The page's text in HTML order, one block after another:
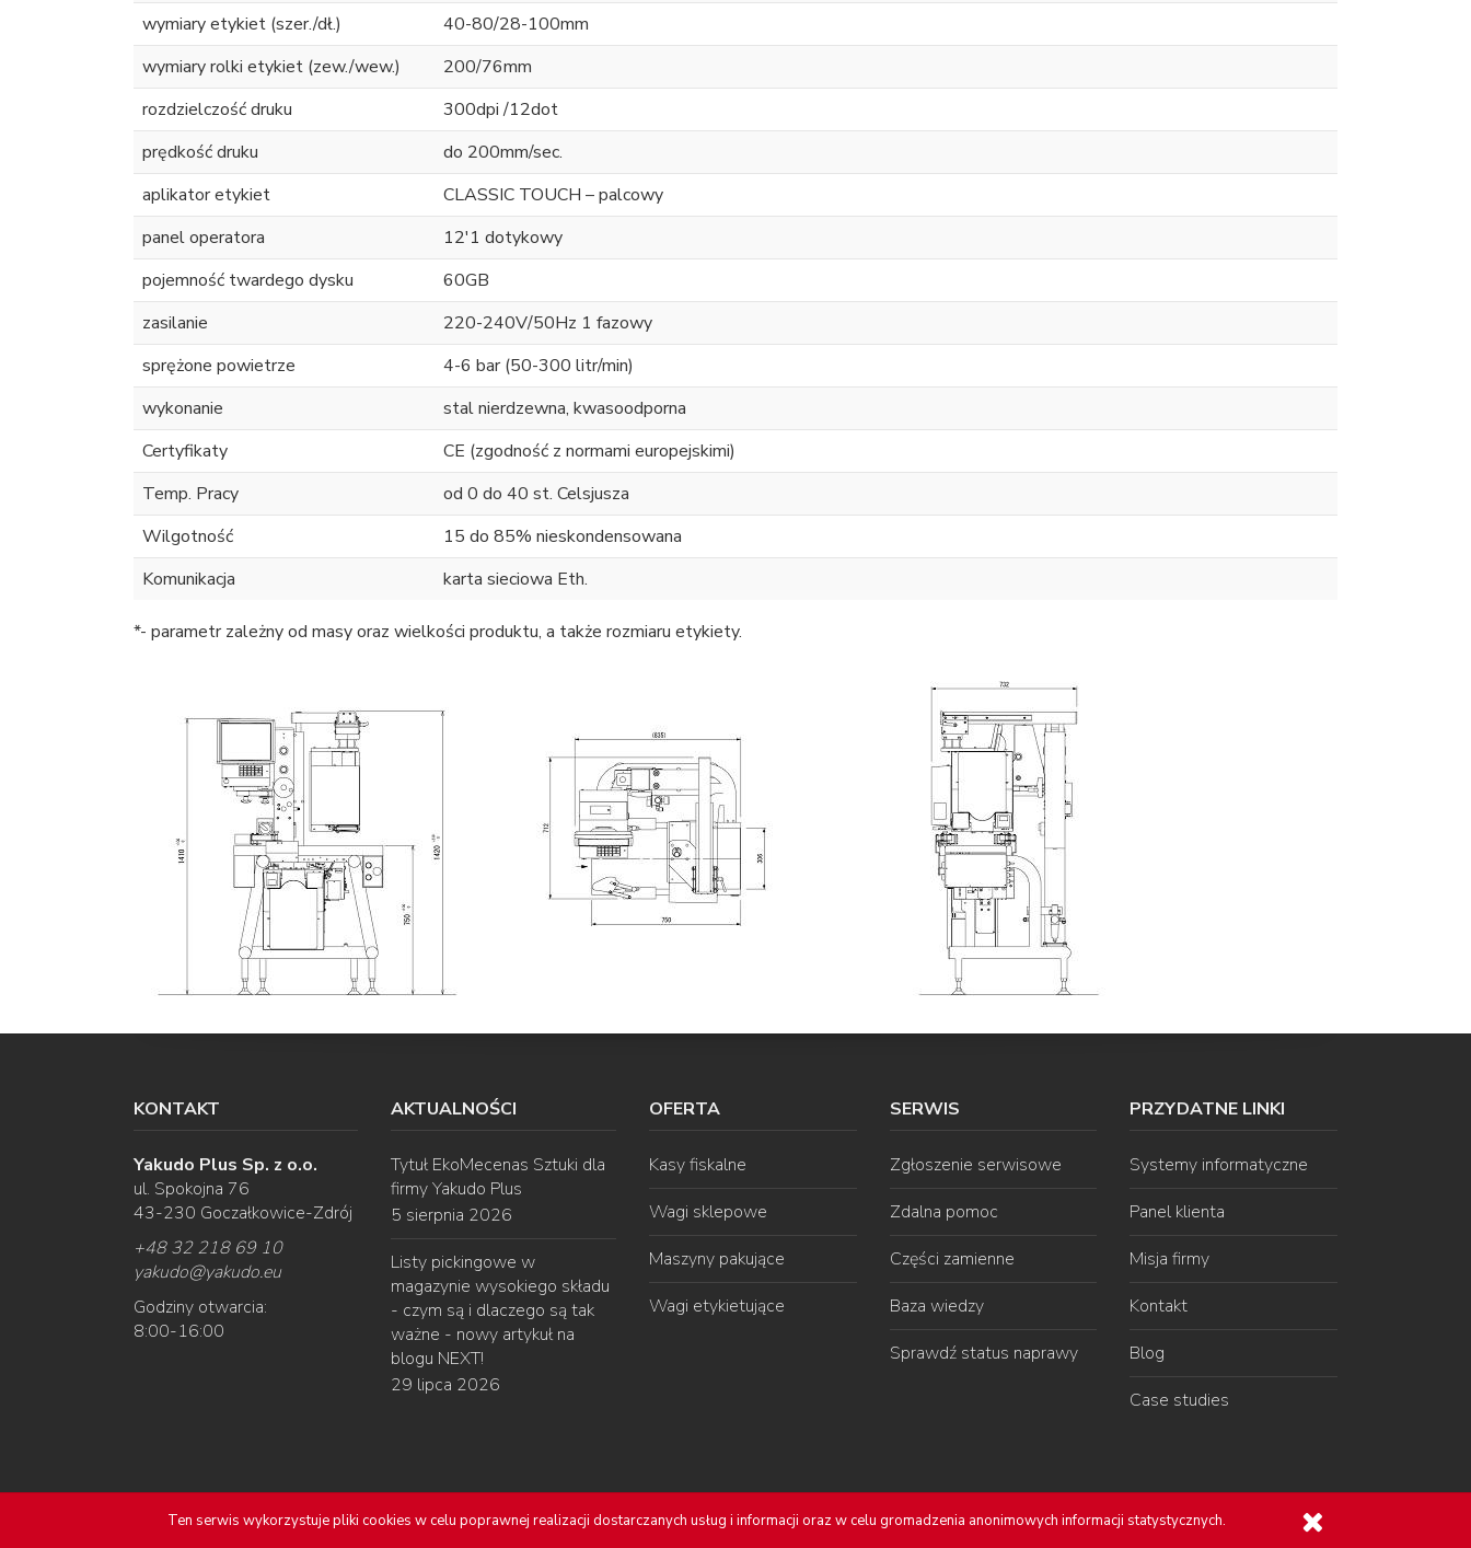
wymiary etykiet (szer./dł.)
40-80/28-100mm
wymiary rolki etykiet (zew./wew.)
200/76mm
rozdzielczość druku
300dpi /12dot
prędkość druku
do 200mm/sec.
aplikator etykiet
CLASSIC TOUCH – palcowy
panel operatora
12'1 dotykowy
pojemność twardego dysku
60GB
zasilanie
220-240V/50Hz 1 fazowy
sprężone powietrze
4-6 bar (50-300 litr/min)
wykonanie
stal nierdzewna, kwasoodporna
Certyfikaty
CE (zgodność z normami europejskimi)
Temp. Pracy
od 0 do 40 st. Celsjusza
Wilgotność
15 do 85% nieskondensowana
Komunikacja
karta sieciowa Eth.
*- parametr zależny od masy oraz wielkości produktu, a także rozmiaru etykiety.
Ten serwis wykorzystuje pliki cookies w celu poprawnej realizacji dostarczanych usług i informacji oraz w celu gromadzenia anonimowych informacji statystycznych.
KONTAKT
Yakudo Plus Sp. z o.o.
ul. Spokojna 76
43-230 Goczałkowice-Zdrój
+48 32 218 69 10
yakudo@yakudo.eu
Godziny otwarcia:
8:00-16:00
AKTUALNOŚCI
Tytuł EkoMecenas Sztuki dla
firmy Yakudo Plus
5 sierpnia 2026
Listy pickingowe w
magazynie wysokiego składu
- czym są i dlaczego są tak
ważne - nowy artykuł na
blogu NEXT!
29 lipca 2026
OFERTA
Kasy fiskalne
Wagi sklepowe
Maszyny pakujące
Wagi etykietujące
SERWIS
Zgłoszenie serwisowe
Zdalna pomoc
Części zamienne
Baza wiedzy
Sprawdź status naprawy
PRZYDATNE LINKI
Systemy informatyczne
Panel klienta
Misja firmy
Kontakt
Blog
Case studies
Copyright © 2016-2024Yakudo Plus Sp. z o.o.- Wszelkie prawa zastrzeżone. |Regulamin i polityka prywatności